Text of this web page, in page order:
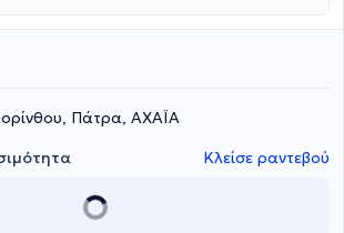
Πάτρα, ΑΧΑΪΑ
Κλείσε ραντεβού